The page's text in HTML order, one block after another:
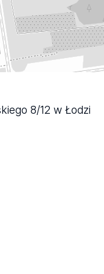
8/12 w Łodzi